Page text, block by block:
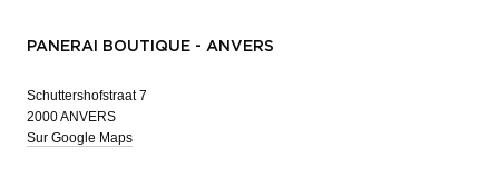
PANERAI BOUTIQUE - ANVERS
Schuttershofstraat 7
2000 ANVERS
Sur Google Maps